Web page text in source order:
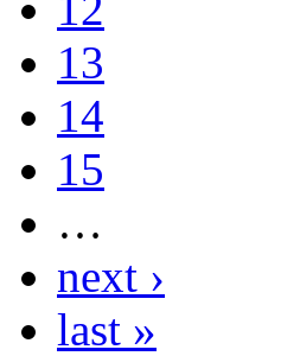
13
14
15
…
next ›
last »